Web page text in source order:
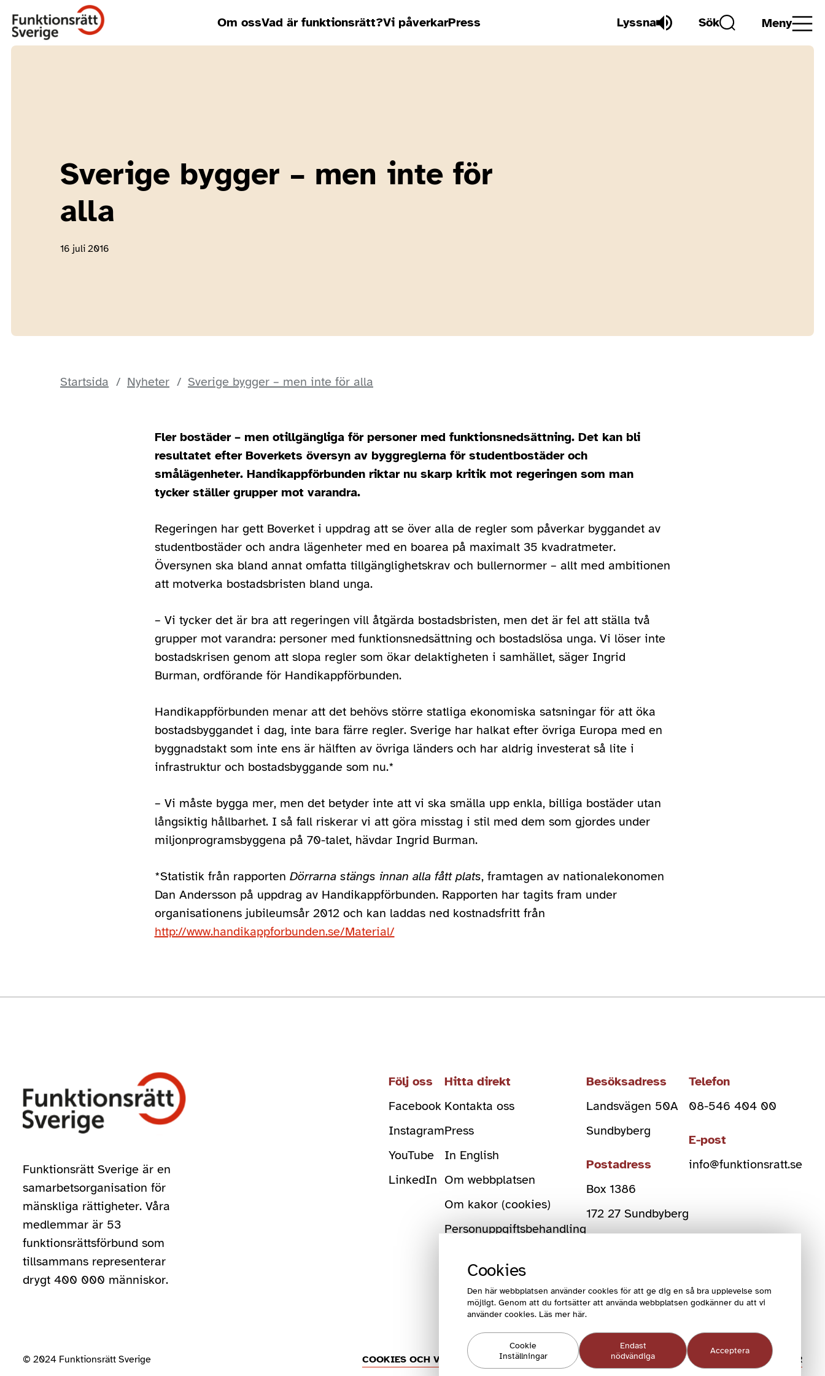
Cookies
Den här webbplatsen använder cookies för att ge dig en så bra upplevelse som
möjligt. Genom att du fortsätter att använda webbplatsen godkänner du att vi
använder cookies. Läs mer här.
Cookie
Inställningar
Endast
nödvändiga
Acceptera
Om ossVad är funktionsrätt?Vi påverkarPress Lyssna Sök Meny
Sverige bygger – men inte för
alla
16 juli 2016
Startsida Nyheter Sverige bygger – men inte för alla
Fler bostäder – men otillgängliga för personer med funktionsnedsättning. Det kan bli
resultatet efter Boverkets översyn av byggreglerna för studentbostäder och
smålägenheter. Handikappförbunden riktar nu skarp kritik mot regeringen som man
tycker ställer grupper mot varandra.
Regeringen har gett Boverket i uppdrag att se över alla de regler som påverkar byggandet av
studentbostäder och andra lägenheter med en boarea på maximalt 35 kvadratmeter.
Översynen ska bland annat omfatta tillgänglighetskrav och bullernormer – allt med ambitionen
att motverka bostadsbristen bland unga.
– Vi tycker det är bra att regeringen vill åtgärda bostadsbristen, men det är fel att ställa två
grupper mot varandra: personer med funktionsnedsättning och bostadslösa unga. Vi löser inte
bostadskrisen genom att slopa regler som ökar delaktigheten i samhället, säger Ingrid
Burman, ordförande för Handikappförbunden.
Handikappförbunden menar att det behövs större statliga ekonomiska satsningar för att öka
bostadsbyggandet i dag, inte bara färre regler. Sverige har halkat efter övriga Europa med en
byggnadstakt som inte ens är hälften av övriga länders och har aldrig investerat så lite i
infrastruktur och bostadsbyggande som nu.*
– Vi måste bygga mer, men det betyder inte att vi ska smälla upp enkla, billiga bostäder utan
långsiktig hållbarhet. I så fall riskerar vi att göra misstag i stil med dem som gjordes under
miljonprogramsbyggena på 70-talet, hävdar Ingrid Burman.
*Statistik från rapporten Dörrarna stängs innan alla fått plats, framtagen av nationalekonomen
Dan Andersson på uppdrag av Handikappförbunden. Rapporten har tagits fram under
organisationens jubileumsår 2012 och kan laddas ned kostnadsfritt från
http://www.handikappforbunden.se/Material/
Funktionsrätt Sverige är en
samarbetsorganisation för
mänskliga rättigheter. Våra
medlemmar är 53
funktionsrättsförbund som
tillsammans representerar
drygt 400 000 människor.
Följ oss
Facebook
Instagram
YouTube
LinkedIn
Hitta direkt
Kontakta oss
Press
In English
Om webbplatsen
Om kakor (cookies)
Personuppgiftsbehandling
Besöksadress
Landsvägen 50A
Sundbyberg
Postadress
Box 1386
172 27 Sundbyberg
Telefon
08-546 404 00
E-post
info@funktionsratt.se
© 2024 Funktionsrätt Sverige COOKIES OCH VILLKOR COOKIEINSTÄLLNINGAR